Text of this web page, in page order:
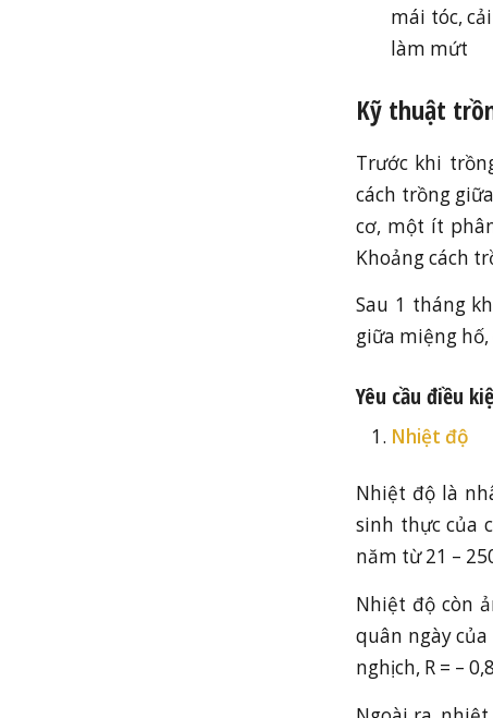
mái tóc,
làm mứt
Kỹ thuật
Trước khi
cách trồng
cơ, một ít
Khoảng cách
Sau 1 tháng
giữa miệng
Yêu cầu điều
Nhiệt độ
Nhiệt độ là
sinh thực của
năm từ 21 –
Nhiệt độ còn
quân ngày
nghịch, R = –